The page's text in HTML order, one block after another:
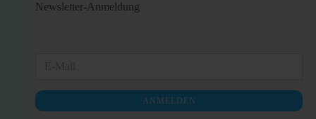
Newsletter-Anmeldung
NEWSLETTER-
ANMELDUNG
ANMELDEN